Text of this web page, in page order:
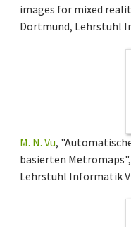
images for mixed
Dortmund, Lehrstuhl
M. N. Vu,
basierten
Lehrstuhl Informatik